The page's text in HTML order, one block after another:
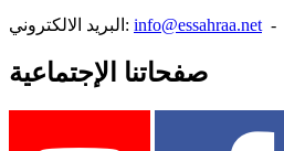
البريد الالكتروني: info@essahraa.net -
صفحاتنا الإجتماعية